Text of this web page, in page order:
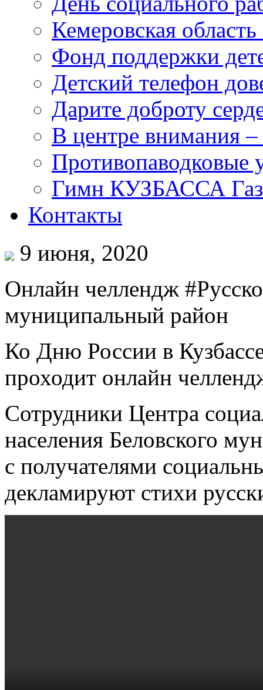
Кемеровская
Фонд поддержки
Детский телефон
Дарите доброту
В центре внимания –
Противопаводковые
Гимн КУЗБАССА
Контакты
9 июня, 2020
Онлайн челлендж
муниципальный район
Ко Дню России в
проходит онлайн
Сотрудники Центра
населения Беловского
с получателями
декламируют стихи